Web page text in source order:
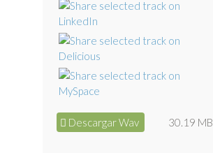
Descargar Wav 30.19 MB